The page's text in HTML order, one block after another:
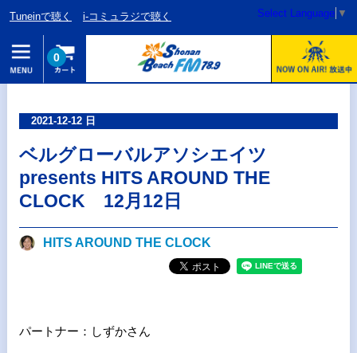
Tuneinで聴く i-コミュラジで聴く Select Language ▼
0
2021-12-12 日
ベルグローバルアソシエイツ
presents HITS AROUND THE
CLOCK 12月12日
HITS AROUND THE CLOCK
パートナー：しずかさん